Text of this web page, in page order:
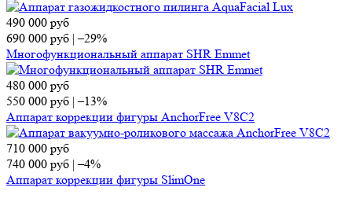
490 000 руб
690 000 руб |–29%
Многофункциональный аппарат SHR Emmet
480 000 руб
550 000 руб |–13%
Аппарат коррекции фигуры AnchorFree V8C2
710 000 руб
740 000 руб |–4%
Аппарат коррекции фигуры SlimOne